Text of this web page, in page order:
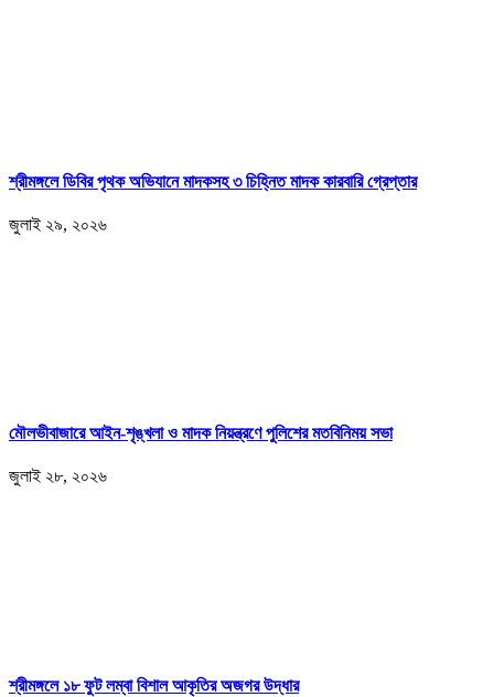
শ্রীমঙ্গলে ডিবির পৃথক অভিযানে মাদকসহ ৩ চিহ্নিত মাদক কারবারি গ্রেপ্তার
জুলাই ২৯, ২০২৬
মৌলভীবাজারে আইন-শৃঙ্খলা ও মাদক নিয়ন্ত্রণে পুলিশের মতবিনিময় সভা
জুলাই ২৮, ২০২৬
শ্রীমঙ্গলে ১৮ ফুট লম্বা বিশাল আকৃতির অজগর উদ্ধার